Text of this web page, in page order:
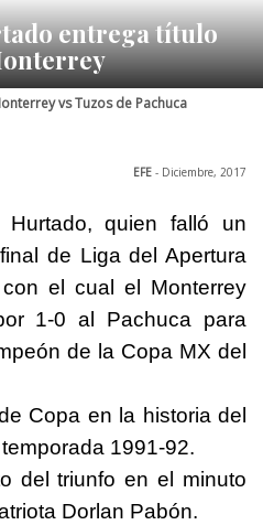
entrega título
vs Tuzos de Pachuca
EFE - Diciembre, 2017
Hurtado, quien falló un
de Liga del Apertura
el cual el Monterrey
1-0 al Pachuca para
de la Copa MX del
Copa en la historia del
1991-92.
del triunfo en el minuto
Dorlan Pabón.